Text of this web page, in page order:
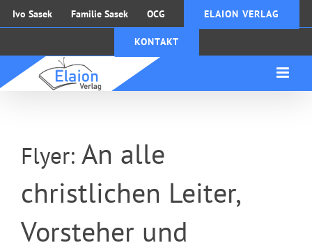
Zum
Inhalt
Ivo Sasek Familie Sasek OCG ELAION VERLAG
KONTAKT
Flyer: An alle
christlichen Leiter,
Vorsteher und